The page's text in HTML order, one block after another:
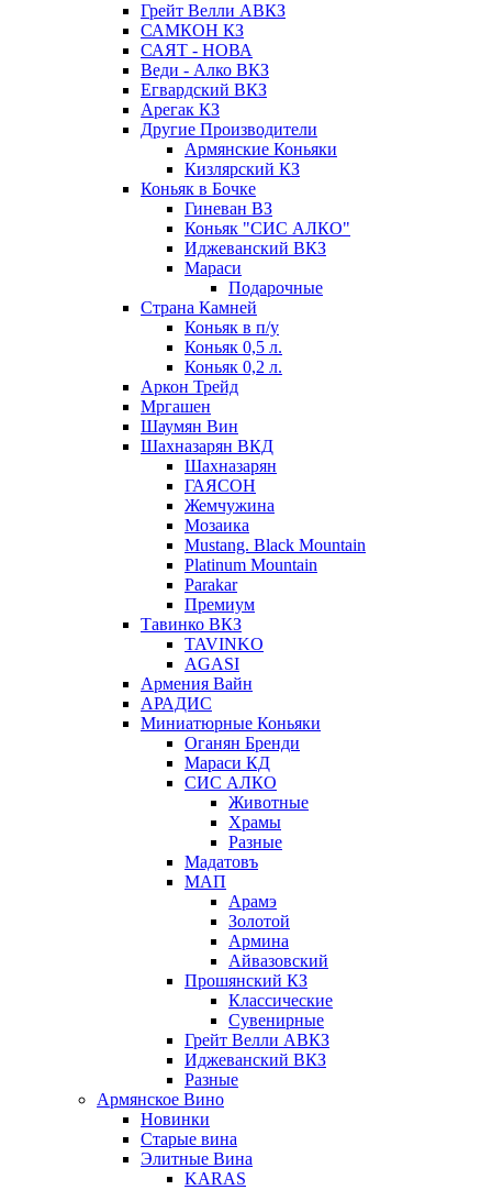
Грейт Велли АВКЗ
САМКОН КЗ
САЯТ - НОВА
Веди - Алко ВКЗ
Егвардский ВКЗ
Арегак КЗ
Другие Производители
Армянские Коньяки
Кизлярский КЗ
Коньяк в Бочке
Гиневан ВЗ
Коньяк "СИС АЛКО"
Иджеванский ВКЗ
Мараси
Подарочные
Страна Камней
Коньяк в п/у
Коньяк 0,5 л.
Коньяк 0,2 л.
Аркон Трейд
Мргашен
Шаумян Вин
Шахназарян ВКД
Шахназарян
ГАЯСОН
Жемчужина
Мозаика
Mustang. Black Mountain
Platinum Mountain
Parakar
Премиум
Тавинко ВКЗ
TAVINKO
AGASI
Армения Вайн
АРАДИС
Миниатюрные Коньяки
Оганян Бренди
Мараси КД
СИС АЛКО
Животные
Храмы
Разные
Мадатовъ
МАП
Арамэ
Золотой
Армина
Айвазовский
Прошянский КЗ
Классические
Сувенирные
Грейт Велли АВКЗ
Иджеванский ВКЗ
Разные
Армянское Вино
Новинки
Старые вина
Элитные Вина
KARAS